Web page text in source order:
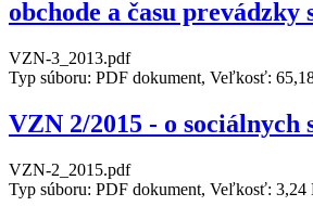
obchode a času prevádzky
VZN-3_2013.pdf
Typ súboru: PDF dokument, Veľkosť:
VZN 2/2015 - o sociálnych
VZN-2_2015.pdf
Typ súboru: PDF dokument, Veľkosť: 3,24